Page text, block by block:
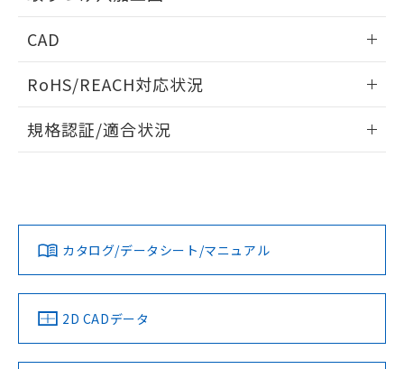
CAD
ドすることができます。
ログイン/会員登録
ダウンロードデータをご利用いただく前に、以下を必ずお読
みください。
ソフトウェアの使用条件
RoHS/REACH対応状況
EU RoHS 注意事項・凡例
対応済み
中国 RoHS 注意事項・凡例
規格認証/適合状況
LR型式承認
（イギリス
船舶規格）
DNV型式承認
（ノルウェー
BV型式承認
（フランス
KR型式
（韓国
No No No No
カタログ/データシート/マニュアル
2D CADデータ